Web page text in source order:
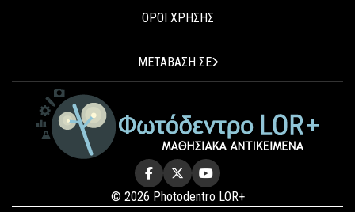
ΟΡΟΙ ΧΡΗΣΗΣ
ΜΕΤΑΒΑΣΗ ΣΕ
© 2026 Photodentro LOR+